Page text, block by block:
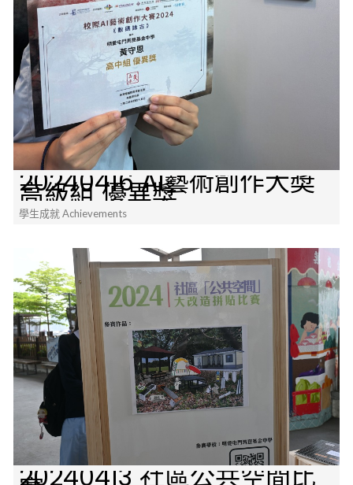
20240416 AI藝術創作大奬
高級組 優異獎
學生成就 Achievements
20240413 社區公共空間比